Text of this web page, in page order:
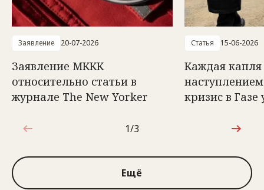
Заявление 20-07-2026
Заявление МККК
относительно статьи в
журнале The New Yorker
Статья 15-06-2026
Каждая капля
кризис в Газе
1 из 3
1/3
Ещё